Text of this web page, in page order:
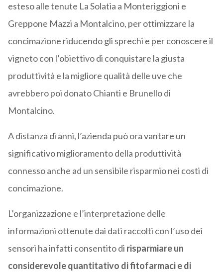
esteso alle tenute La Solatia a Monteriggioni e
Greppone Mazzi a Montalcino, per ottimizzare la
concimazione riducendo gli sprechi e per conoscere il
vigneto con l’obiettivo di conquistare la giusta
produttività e la migliore qualità delle uve che
avrebbero poi donato Chianti e Brunello di
Montalcino.
A distanza di anni, l’azienda può ora vantare un
significativo miglioramento della produttività
connesso anche ad un sensibile risparmio nei costi di
concimazione.
L’organizzazione e l’interpretazione delle
informazioni ottenute dai dati raccolti con l’uso dei
sensori ha infatti consentito di risparmiare un
considerevole quantitativo di fitofarmaci e di